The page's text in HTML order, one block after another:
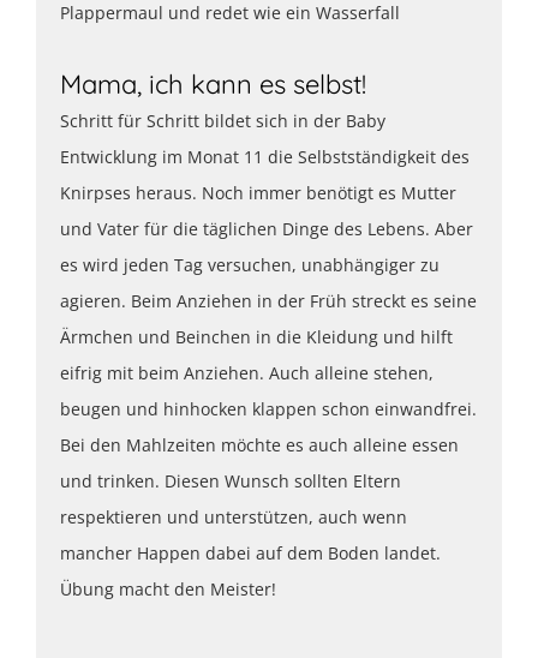
Plappermaul und redet wie ein Wasserfall
Mama, ich kann es selbst!
Schritt für Schritt bildet sich in der Baby
Entwicklung im Monat 11 die Selbstständigkeit des
Knirpses heraus. Noch immer benötigt es Mutter
und Vater für die täglichen Dinge des Lebens. Aber
es wird jeden Tag versuchen, unabhängiger zu
agieren. Beim Anziehen in der Früh streckt es seine
Ärmchen und Beinchen in die Kleidung und hilft
eifrig mit beim Anziehen. Auch alleine stehen,
beugen und hinhocken klappen schon einwandfrei.
Bei den Mahlzeiten möchte es auch alleine essen
und trinken. Diesen Wunsch sollten Eltern
respektieren und unterstützen, auch wenn
mancher Happen dabei auf dem Boden landet.
Übung macht den Meister!